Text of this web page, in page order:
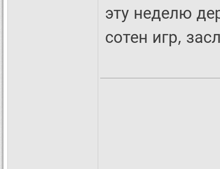
эту неделю
сотен игр,